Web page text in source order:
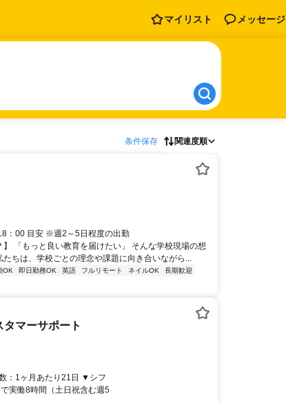
マイリスト メッセージ
条件保存 関連度順
：00 目安 ※週2～5日程度の出勤
「もっと良い教育を届けたい」 そんな学校現場の想
ちは、学校ごとの理念や課題に向き合いながら...
OK 即日勤務OK 英語 フルリモート ネイルOK
長期歓迎
マーサポート
：1ヶ月あたり21日 ▼シフ
実働8時間（土日祝含む週5